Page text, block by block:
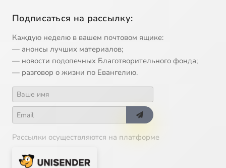
Подписаться на рассылку:
Каждую неделю в вашем почтовом ящике:
— анонсы лучших материалов;
— новости подопечных Благотворительного фонда;
— разговор о жизни по Евангелию.
Рассылки осуществляются на платформе